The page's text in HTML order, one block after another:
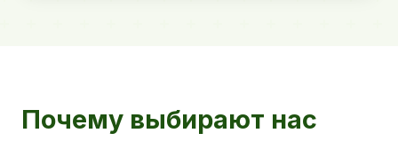
Почему выбирают нас